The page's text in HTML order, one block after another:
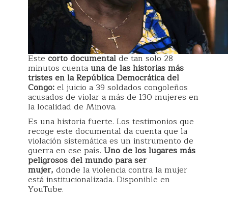
Este corto documentalde tan solo 28
minutos cuentauna de las historias más
tristes en la República Democrática del
Congo:el juicio a 39 soldados congoleños
acusados de violar a más de 130 mujeres en
la localidad de Minova.
Es una historia fuerte. Los testimonios que
recoge este documental da cuenta que la
violación sistemática es un instrumento de
guerra en ese país. Uno de los lugares más
peligrosos del mundo para ser
mujer, donde la violencia contra la mujer
está institucionalizada. Disponible en
YouTube.